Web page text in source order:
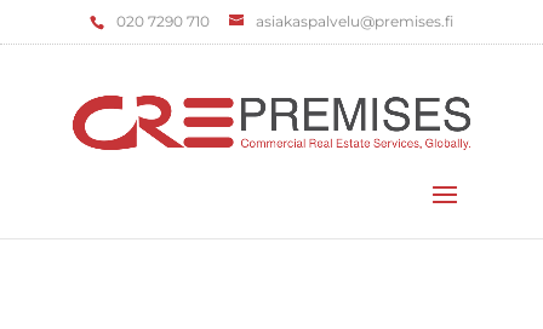
‌020 7290 710 asiakaspalvelu@premises.fi